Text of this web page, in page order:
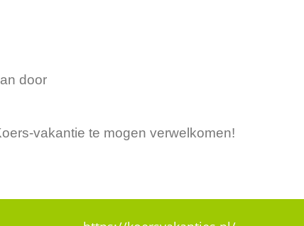
door
vakantie te mogen verwelkomen!